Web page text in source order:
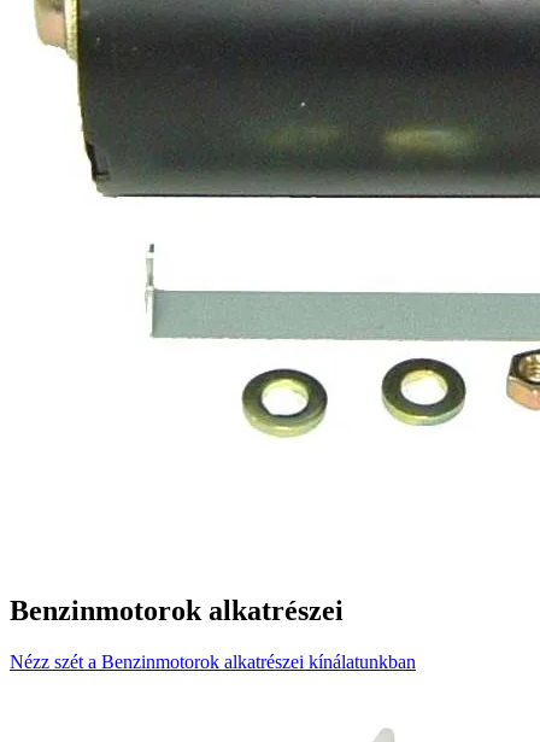
Benzinmotorok alkatrészei
Nézz szét a Benzinmotorok alkatrészei kínálatunkban